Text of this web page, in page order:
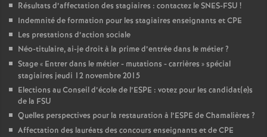
Résultats d’affectation des stagiaires : contactez le SNES-FSU !
Indemnité de formation pour les stagiaires enseignants et CPE
Les prestations d’action sociale
Néo-titulaire, ai-je droit à la prime d’entrée dans le métier?
Stage « Entrer dans le métier - mutations - carrières » spécial
stagiaires jeudi 12 novembre 2015
Elections au Conseil d’école de l’ESPE : votez pour les candidat(e)s
de la FSU
Quelles perspectives pour la restauration à l’ESPE de Chamalières ?
Affectation des lauréats des concours enseignants et de CPE